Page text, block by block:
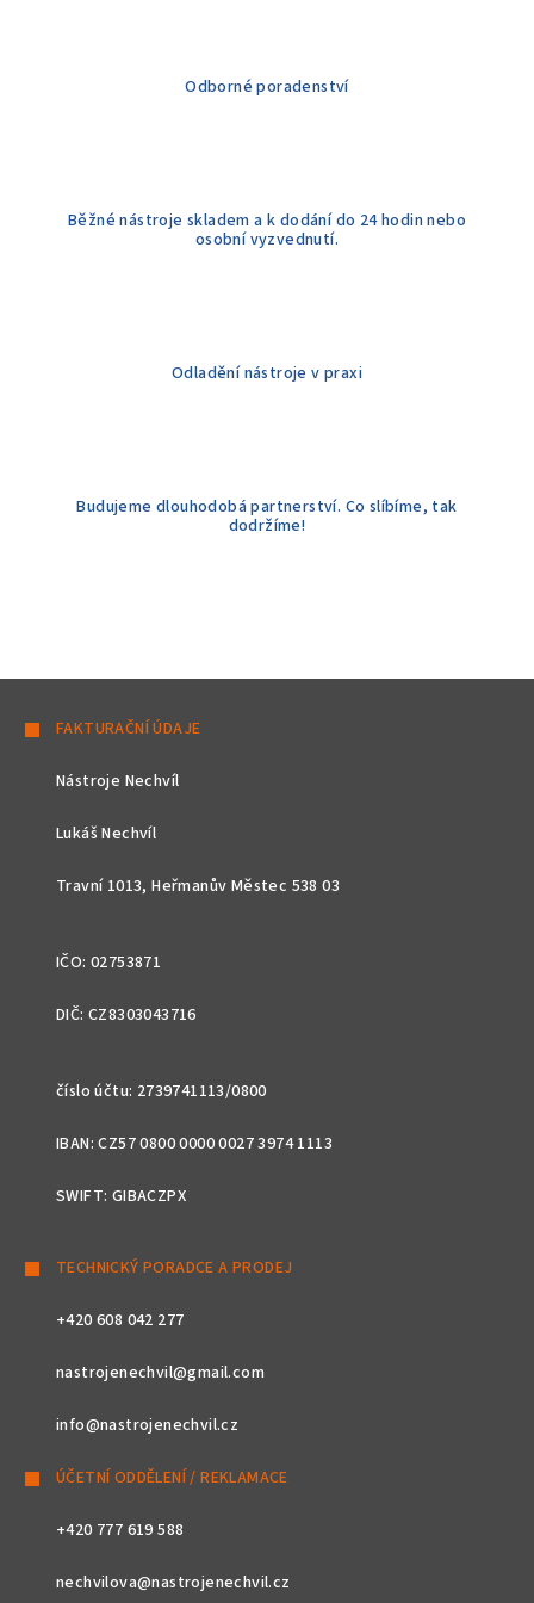
k
i
s
Odborné poradenství
Běžné nástroje skladem a k dodání do 24 hodin nebo
osobní vyzvednutí.
Odladění nástroje v praxi
Budujeme dlouhodobá partnerství. Co slíbíme, tak
dodržíme!
FAKTURAČNÍ ÚDAJE
Nástroje Nechvíl
Lukáš Nechvíl
Travní 1013, Heřmanův Městec 538 03
IČO: 02753871
DIČ: CZ8303043716
číslo účtu: 2739741113/0800
IBAN: CZ57 0800 0000 0027 3974 1113
SWIFT: GIBACZPX
TECHNICKÝ PORADCE A PRODEJ
+420 608 042 277
nastrojenechvil@gmail.com
info@nastrojenechvil.cz
ÚČETNÍ ODDĚLENÍ / REKLAMACE
+420 777 619 588
nechvilova@nastrojenechvil.cz